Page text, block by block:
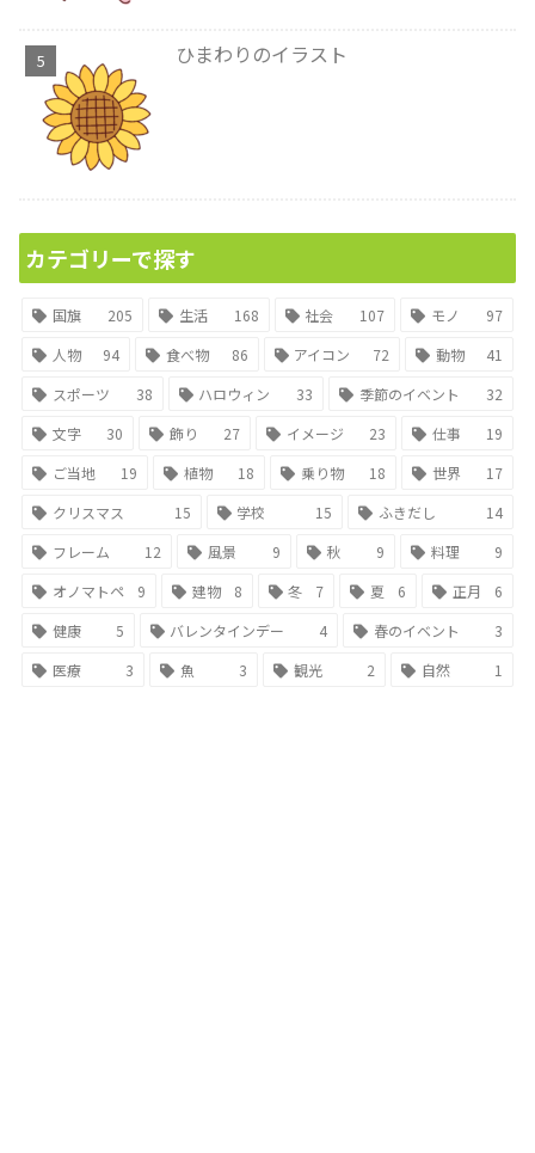
ひまわりのイラスト
カテゴリーで探す
国旗 205 生活 168 社会 107 モノ
97
人物
94 食べ物 86 アイコン 72 動物
41
スポーツ
38 ハロウィン 33 季節のイベント
32
文字
30 飾り 27 イメージ 23 仕事
19
ご当地
19 植物 18 乗り物 18 世界
17
クリスマス
15 学校 15 ふきだし
14
フレーム
12 風景 9 秋 9 料理
9
オノマトペ
9 建物 8 冬 7 夏 6 正月
6
健康
5 バレンタインデー 4 春のイベント
3
医療
3 魚 3 観光 2 自然 1